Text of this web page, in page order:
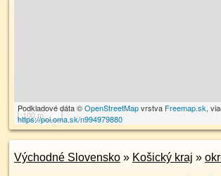
100 m
Podkladové dáta ©OpenStreetMapvrstva Freemap.sk,
https://poi.oma.sk/n994979880
Východné Slovensko » Košický kraj »